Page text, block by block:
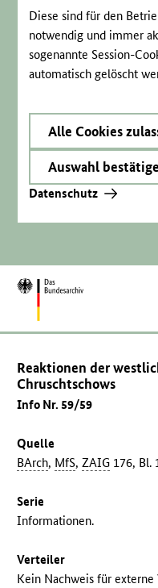
Diese sind für den
notwendig und immer
sogenannte Session-
automatisch gelöscht
Alle Cookies
Auswahl
Datenschutz
Zur
Reaktionen der
Chruschtschows
Info Nr. 59/59
Quelle
BArch, MfS,ZAIG 176, Bl.
Serie
Informationen.
Verteiler
Kein Nachweis für